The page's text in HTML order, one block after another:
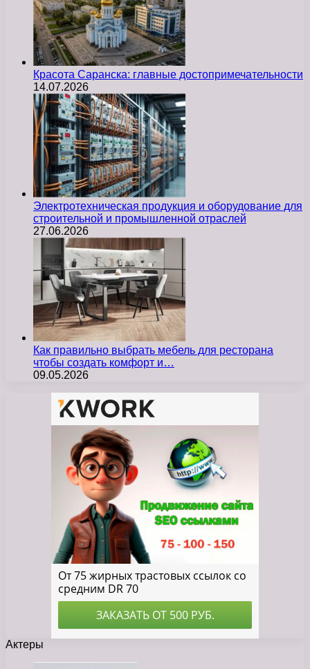
Красота Саранска: главные достопримечательности
14.07.2026
Электротехническая продукция и оборудование для
строительной и промышленной отраслей
27.06.2026
Как правильно выбрать мебель для ресторана
чтобы создать комфорт и…
09.05.2026
Актеры